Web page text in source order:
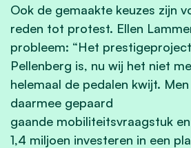
Ook de gemaakte keuzes zijn
reden tot protest. Ellen
probleem: “Het
Pellenberg is, nu wij het niet
helemaal de pedalen kwijt.
daarmee gepaard
gaande mobiliteitsvraagstuk
1,4 miljoen investeren in een